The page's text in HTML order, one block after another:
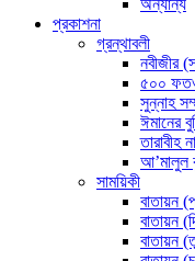
অন্যান্য
প্রকাশনা
গ্রন্থাবলী
নবীজীর
৫০০
সুন্নাহ
ঈমানের
তারাবীহ
সাময়িকী
বাতায়ন
বাতায়ন
বাতায়ন